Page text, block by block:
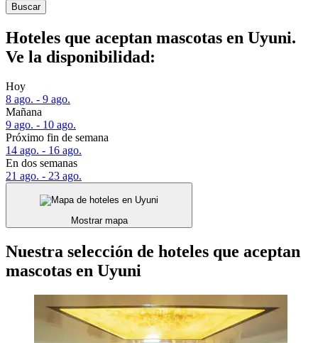
Buscar
Hoteles que aceptan mascotas en Uyuni.
Ve la disponibilidad:
Hoy
8 ago. - 9 ago.
Mañana
9 ago. - 10 ago.
Próximo fin de semana
14 ago. - 16 ago.
En dos semanas
21 ago. - 23 ago.
Mostrar mapa
Nuestra selección de hoteles que aceptan
mascotas en Uyuni